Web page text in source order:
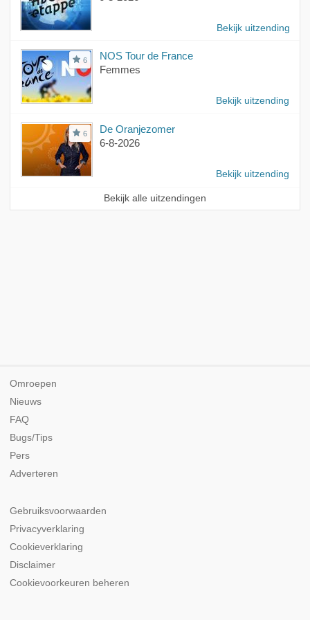
Bekijk uitzending
6
NOS Tour de France
Femmes
Bekijk uitzending
6
De Oranjezomer
6-8-2026
Bekijk uitzending
Bekijk alle uitzendingen
Omroepen
Nieuws
FAQ
Bugs/Tips
Pers
Adverteren
Gebruiksvoorwaarden
Privacyverklaring
Cookieverklaring
Disclaimer
Cookievoorkeuren beheren